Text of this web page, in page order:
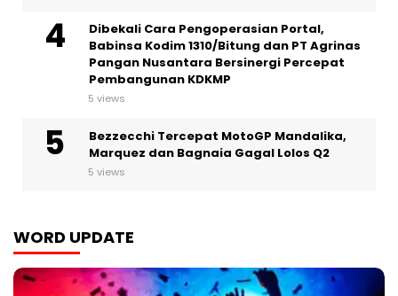
Dibekali Cara Pengoperasian Portal,
Babinsa Kodim 1310/Bitung dan PT Agrinas
Pangan Nusantara Bersinergi Percepat
Pembangunan KDKMP
5 views
Bezzecchi Tercepat MotoGP Mandalika,
Marquez dan Bagnaia Gagal Lolos Q2
5 views
WORD UPDATE